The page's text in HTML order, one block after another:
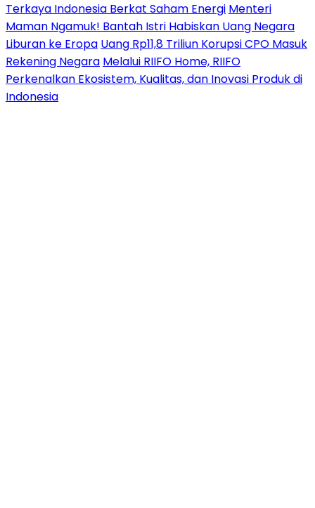
Terkaya Indonesia Berkat Saham Energi Menteri
Maman Ngamuk! Bantah Istri Habiskan Uang Negara
Liburan ke Eropa Uang Rp11,8 Triliun Korupsi CPO Masuk
Rekening Negara Melalui RIIFO Home, RIIFO
Perkenalkan Ekosistem, Kualitas, dan Inovasi Produk di
Indonesia